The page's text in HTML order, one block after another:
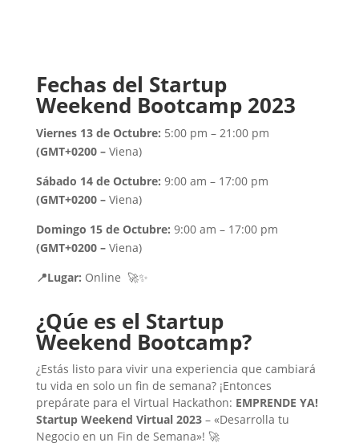
Fechas del Startup
Weekend Bootcamp 2023
Viernes 13 de Octubre: 5:00 pm – 21:00 pm
(GMT+0200 – Viena)
Sábado 14 de Octubre: 9:00 am – 17:00 pm
(GMT+0200 – Viena)
Domingo 15 de Octubre: 9:00 am – 17:00 pm
(GMT+0200 – Viena)
📍Lugar: Online 🚀✨
¿Qúe es el Startup
Weekend Bootcamp?
¿Estás listo para vivir una experiencia que cambiará
tu vida en solo un fin de semana? ¡Entonces
prepárate para el Virtual Hackathon: EMPRENDE YA!
Startup Weekend Virtual 2023– «Desarrolla tu
Negocio en un Fin de Semana»! 🚀